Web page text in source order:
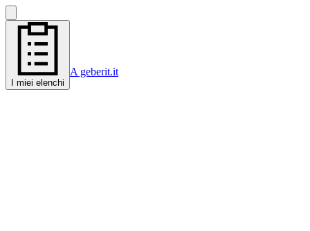
I miei elenchi
A geberit.it